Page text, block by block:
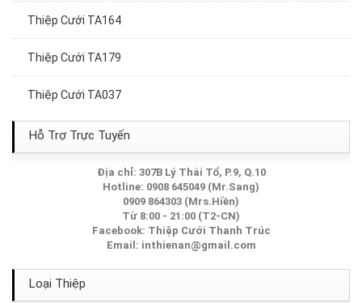
Thiệp Cưới TA164
Thiệp Cưới TA179
Thiệp Cưới TA037
Thiệp Cưới TA040
Thiệp Cưới TA044
Thiệp Cưới TA185
Hỗ Trợ Trực Tuyến
Địa chỉ: 307B Lý Thái Tổ, P.9, Q.10
Hotline: 0908 645049 (Mr.Sang)
0909 864303 (Mrs.Hiền)
Từ 8:00 - 21:00 (T2-CN)
Facebook: Thiệp Cưới Thanh Trúc
Email: inthienan@gmail.com
Loại Thiệp